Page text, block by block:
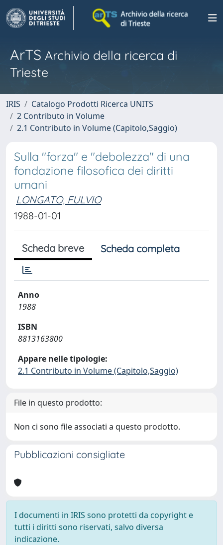
ArTS Archivio della ricerca di
Trieste
IRIS
Catalogo Prodotti Ricerca UNITS
2 Contributo in Volume
2.1 Contributo in Volume (Capitolo,Saggio)
Sulla "forza" e "debolezza" di una
fondazione filosofica dei diritti
umani
LONGATO, FULVIO
1988-01-01
Scheda breve Scheda completa
Anno
1988
ISBN
8813163800
Appare nelle tipologie:
2.1 Contributo in Volume (Capitolo,Saggio)
File in questo prodotto:
Non ci sono file associati a questo prodotto.
Pubblicazioni consigliate
I documenti in IRIS sono protetti da copyright e
tutti i diritti sono riservati, salvo diversa
indicazione.